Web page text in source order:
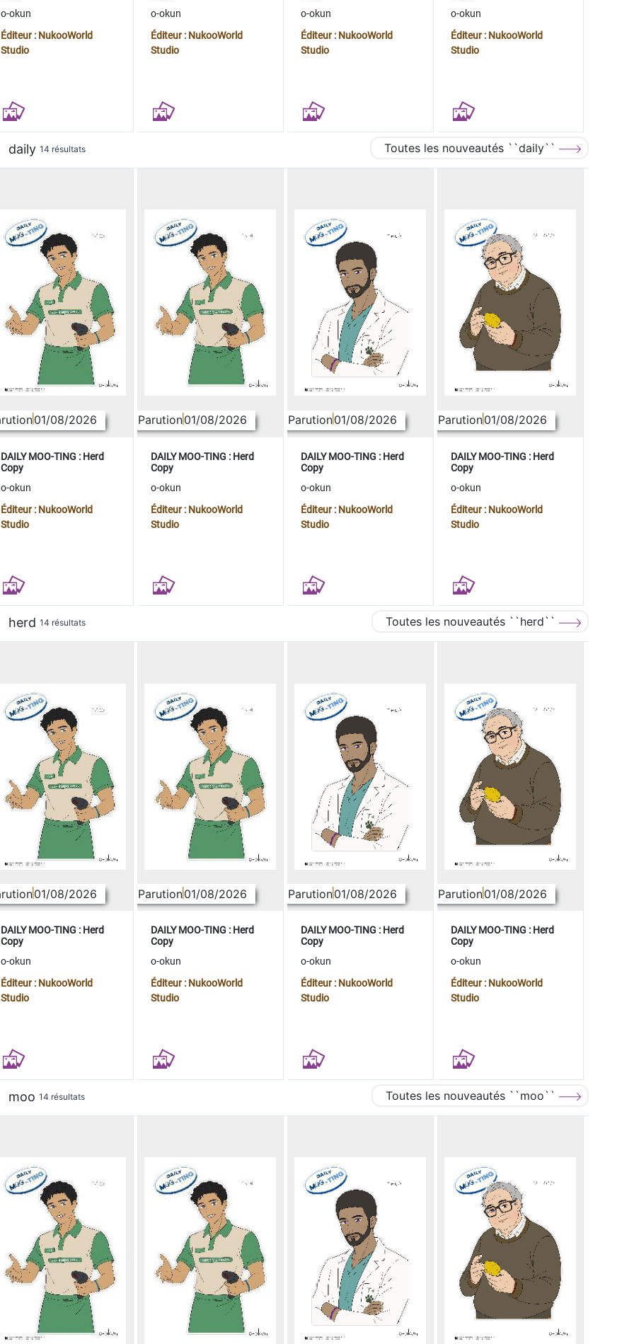
o-okun
Éditeur : NukooWorld
Studio
o-okun
Éditeur : NukooWorld
Studio
o-okun
Éditeur : NukooWorld
Studio
o-okun
Éditeur : NukooWorld
Studio
daily 14 résultats Toutes les nouveautés ``daily``
01/08/2026
DAILY MOO-TING : Herd
Copy
o-okun
Éditeur : NukooWorld
Studio
Parution01/08/2026
DAILY MOO-TING : Herd
Copy
o-okun
Éditeur : NukooWorld
Studio
Parution01/08/2026
DAILY MOO-TING : Herd
Copy
o-okun
Éditeur : NukooWorld
Studio
Parution01/08/2026
DAILY MOO-TING : Herd
Copy
o-okun
Éditeur : NukooWorld
Studio
herd 14 résultats Toutes les nouveautés ``herd``
01/08/2026
DAILY MOO-TING : Herd
Copy
o-okun
Éditeur : NukooWorld
Studio
Parution01/08/2026
DAILY MOO-TING : Herd
Copy
o-okun
Éditeur : NukooWorld
Studio
Parution01/08/2026
DAILY MOO-TING : Herd
Copy
o-okun
Éditeur : NukooWorld
Studio
Parution01/08/2026
DAILY MOO-TING : Herd
Copy
o-okun
Éditeur : NukooWorld
Studio
moo 14 résultats Toutes les nouveautés ``moo``